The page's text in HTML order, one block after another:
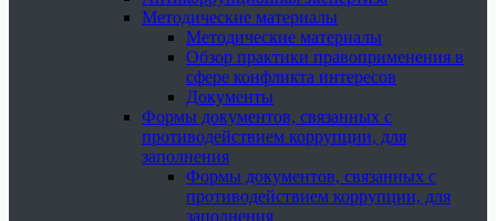
Методические материалы
Методические материалы
Обзор практики правоприменения в
сфере конфликта интересов
Документы
Формы документов, связанных с
противодействием коррупции, для
заполнения
Формы документов, связанных с
противодействием коррупции, для
заполнения